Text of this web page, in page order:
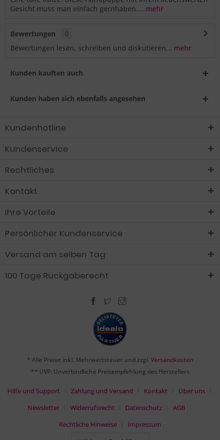
Gesicht muss man einfach gernhaben.... mehr
Bewertungen
0
Bewertungen lesen, schreiben und diskutieren... mehr
Kunden kauften auch
Kunden haben sich ebenfalls angesehen
Kundenhotline
Kundenservice
Rechtliches
Kontakt
Ihre Vorteile
Persönlicher Kundenservice
Versand am selben Tag
100 Tage Rückgaberecht
* Alle Preise inkl. Mehrwertsteuer und zzgl. Versandkosten
** UVP: Unverbindliche Preisempfehlung des Herstellers
Hilfe und Support Zahlung und Versand Kontakt
Über uns
Newsletter
Widerrufsrecht Datenschutz
AGB
Rechtliche Hinweise
Impressum